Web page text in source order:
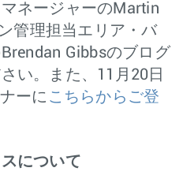
ネージャーのMartin
管理担当エリア・バ
Gibbsのブログ
い。また、11月20日
ーに こちらからご登
について